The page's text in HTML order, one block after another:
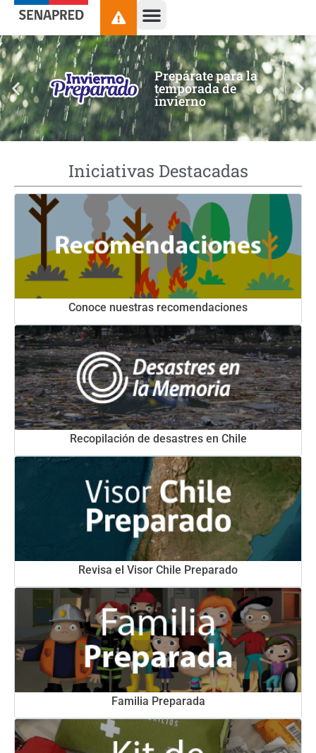
contenido
Prepárate para la
temporada de
invierno
Iniciativas Destacadas
Conoce nuestras recomendaciones
Recopilación de desastres en Chile
Revisa el Visor Chile Preparado
Familia Preparada